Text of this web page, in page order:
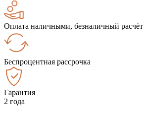
Оплата наличными, безналичный расчёт
Беспроцентная рассрочка
Гарантия
2 года